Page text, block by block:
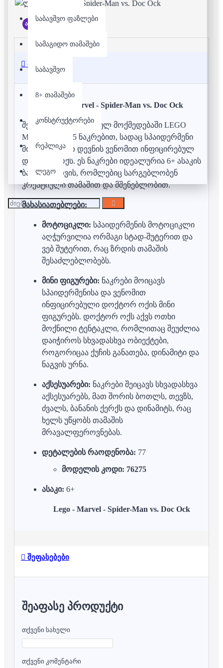
საბავშვო ფაზლები
სამაგიდო თამაშები
საბავშვო
8+ თამაშები
კონსტრუქტორები
რეპლიკა
ლეგო
არ არის მარაგში
აღწერა
ლეგო - Marvel - Spider-Man vs. Doc Ock
შეაბიჯეთ სუპერგმირულ მოქმედებაში LEGO
Marvel-ის 76275 ნაკრებით, სადაც სპაიდერმენი
მოტოციკლით დევნის ვენომით ინფიცირებულ
დოქტორ ოქს. ეს ნაკრები იდეალურია 6+ ასაკის
ბავშვებისთვის, რომლებიც სარგებლობენ
კრეატიული თამაშით და მშენებლობით.
მახასიათებლები:
მოტოციკლი: სპაიდერმენის მოტოციკლი
აღჭურვილია ორმაგი სტად-შუტერით და
ვებ შუტერით, რაც ზრდის თამაშის
შესაძლებლობებს.
მინი ფიგურები: ნაკრები მოიცავს
სპაიდერმენისა და ვენომით
ინფიცირებული დოქტორ ოქის მინი
ფიგურებს. დოქტორ ოქს აქვს ოთხი
მოქნილი ტენტაკლი, რომლითაც შეუძლია
დაიჭიროს სხვადასხვა ობიექტები,
როგორიცაა ქუჩის განათება, დინამიტი და
ნაგვის ურნა.
აქსესუარები: ნაკრები შეიცავს სხვადასხვა
აქსესუარებს, მათ შორის ბოთლს, თევზს,
ძვალს, ბანანის ქერქს და დინამიტს, რაც
ხელს უწყობს თამაშის
მრავალფეროვნებას.
დეტალების რაოდენობა: 77
მოდელის კოდი: 76275
ასაკი: 6+
Lego - Marvel - Spider-Man vs. Doc Ock
შეფასებები
ᲨᲔᲐᲤᲐᲡᲔ ᲞᲠᲝᲓᲣᲥᲢᲘ
თქვენი სახელი
თქვენი კომენტარი